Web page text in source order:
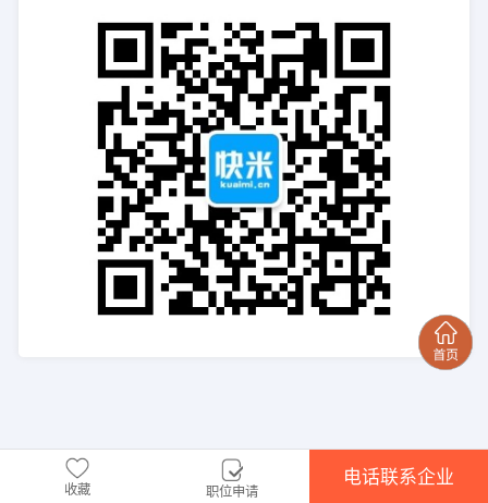
收藏 职位申请
电话联系企业